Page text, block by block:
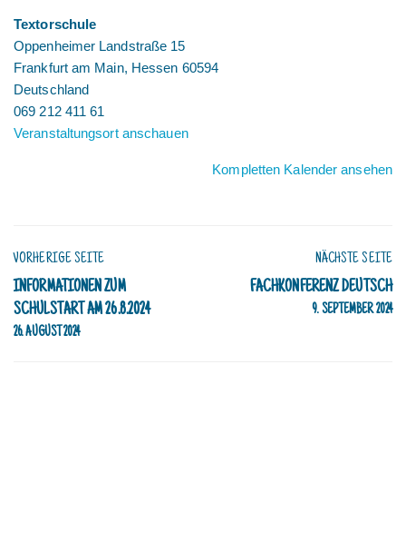
Textorschule
Oppenheimer Landstraße 15
Frankfurt am Main, Hessen 60594
Deutschland
069 212 411 61
Veranstaltungsort anschauen
Kompletten Kalender ansehen
VORHERIGE SEITE
INFORMATIONEN ZUM
SCHULSTART AM 26.8.2024
26. AUGUST 2024
NÄCHSTE SEITE
FACHKONFERENZ DEUTSCH
9. SEPTEMBER 2024